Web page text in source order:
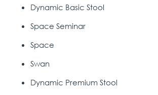
Dynamic Basic Stool
Space Seminar
Space
Swan
Dynamic Premium Stool